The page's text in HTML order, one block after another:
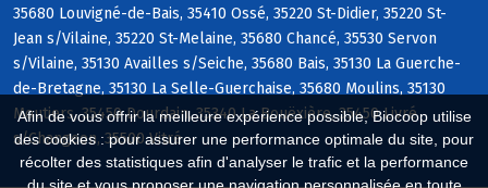
Afin de vous offrir la meilleure expérience possible, Biocoop utilise
des cookies : pour assurer une performance optimale du site, pour
récolter des statistiques afin d'analyser le trafic et la performance
35680 Louvigné-de-Bais, 35410 Ossé, 35220 St-Didier, 35220 St-
Jean s/Vilaine, 35220 St-Melaine, 35680 Chancé, 35530 Servon
s/Vilaine, 35130 Availles s/Seiche, 35680 Bais, 35130 La Guerche-
de-Bretagne, 35130 La Selle-Guerchaise, 35680 Moulins, 35130
Moutiers, 35450 Dourdain, 35340 La Bouëxière, 35450 Livré
s/Changeon, 35500 Vitré